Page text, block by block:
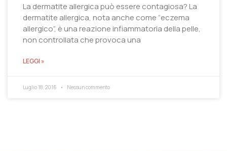
La dermatite allergica può essere contagiosa? La
dermatite allergica, nota anche come “eczema
allergico”, è una reazione infiammatoria della pelle,
non controllata che provoca una
LEGGI »
Luglio 18, 2016 Nessun commento